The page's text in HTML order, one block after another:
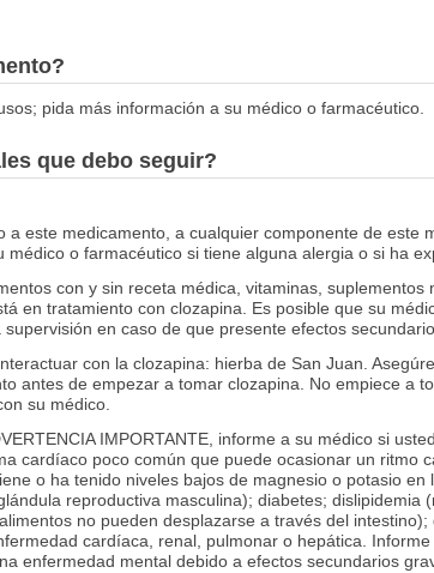
pida más información a su médico o farmacéutico.
que debo seguir?
este medicamento, a cualquier componente de este
o farmacéutico si tiene alguna alergia o si ha
con y sin receta médica, vitaminas, suplementos
en tratamiento con clozapina. Es posible que su
en caso de que presente efectos
con la clozapina: hierba de San Juan.
antes de empezar a tomar clozapina. No empiece a
su médico.
IMPORTANTE, informe a su médico si
cardíaco poco común que puede ocasionar un ritmo
o ha tenido niveles bajos de magnesio o potasio
reproductiva masculina); diabetes; dislipidemia
no pueden desplazarse a través del
cardíaca, renal, pulmonar o hepática.
enfermedad mental debido a efectos secundarios